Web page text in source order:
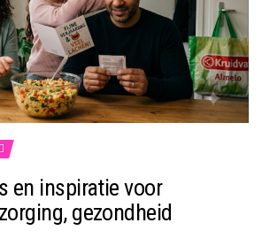
en inspiratie voor
gezondheid